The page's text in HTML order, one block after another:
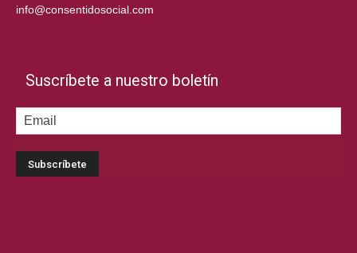
info@consentidosocial.com
Suscríbete a nuestro boletín